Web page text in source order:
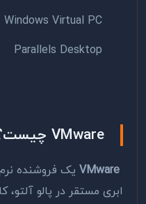
Windows Virtual PC
Parallels Desktop
VMware یک فروشنده